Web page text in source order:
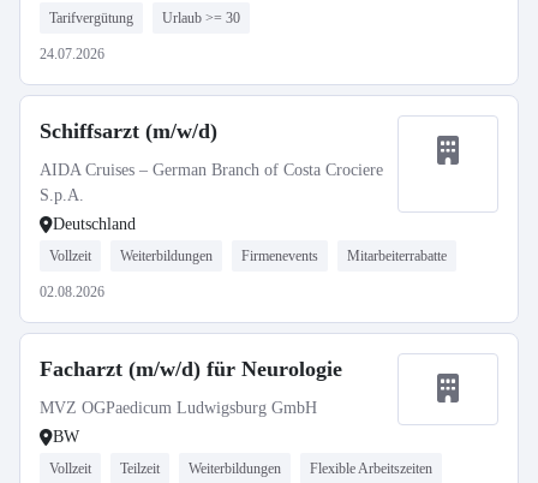
Tarifvergütung Urlaub >= 30
24.07.2026
Schiffsarzt (m/w/d)
AIDA Cruises – German Branch of Costa Crociere
S.p.A.
Deutschland
Vollzeit Weiterbildungen Firmenevents Mitarbeiterrabatte
02.08.2026
Facharzt (m/w/d) für Neurologie
MVZ OGPaedicum Ludwigsburg GmbH
BW
Vollzeit Teilzeit Weiterbildungen Flexible Arbeitszeiten